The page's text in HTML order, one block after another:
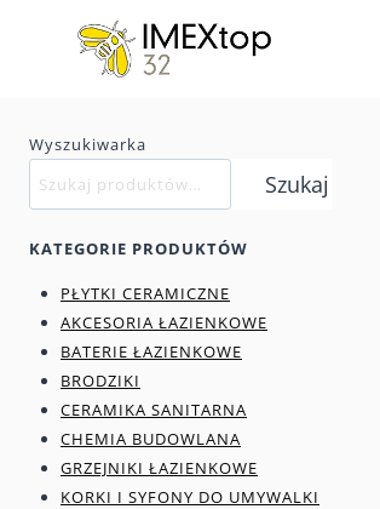
Wyszukiwarka
Szukaj
KATEGORIE PRODUKTÓW
PŁYTKI CERAMICZNE
AKCESORIA ŁAZIENKOWE
BATERIE ŁAZIENKOWE
BRODZIKI
CERAMIKA SANITARNA
CHEMIA BUDOWLANA
GRZEJNIKI ŁAZIENKOWE
KORKI I SYFONY DO UMYWALKI